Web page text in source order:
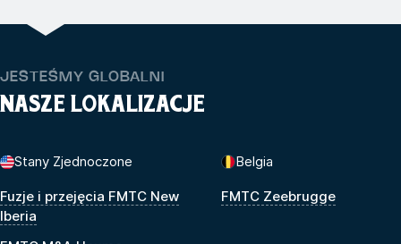
JESTEŚMY GLOBALNI
NASZE LOKALIZACJE
Stany Zjednoczone
Fuzje i przejęcia FMTC New
Iberia
Belgia
FMTC Zeebrugge